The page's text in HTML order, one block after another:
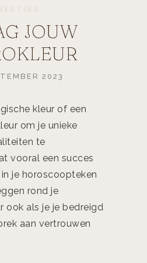
JOUW
2023
kleur of een
om je unieke
te
vooral een succes
je horoscoopteken
rond je
ook als je je bedreigd
aan vertrouwen